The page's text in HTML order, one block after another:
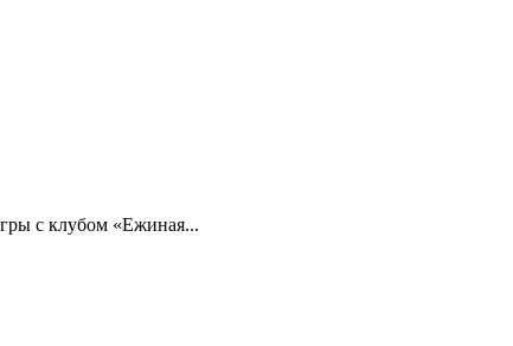
с клубом «Ежиная...